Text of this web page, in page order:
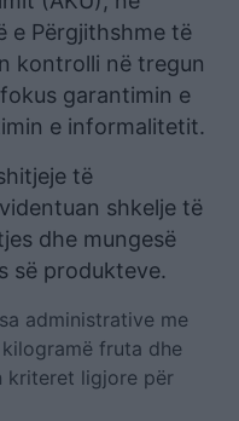
e Përgjithshme të
kontrolli në tregun
garantimin e
e informalitetit.
të
shkelje të
dhe mungesë
së produkteve.
administrative me
fruta dhe
kriteret ligjore për